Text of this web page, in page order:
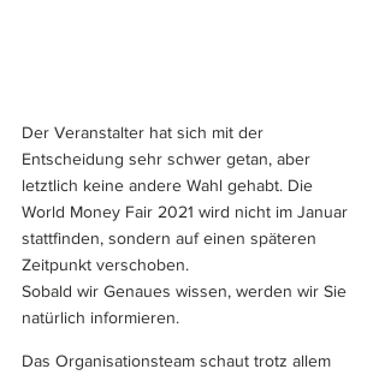
Der Veranstalter hat sich mit der
Entscheidung sehr schwer getan, aber
letztlich keine andere Wahl gehabt. Die
World Money Fair 2021 wird nicht im Januar
stattfinden, sondern auf einen späteren
Zeitpunkt verschoben.
Sobald wir Genaues wissen, werden wir Sie
natürlich informieren.
Das Organisationsteam schaut trotz allem